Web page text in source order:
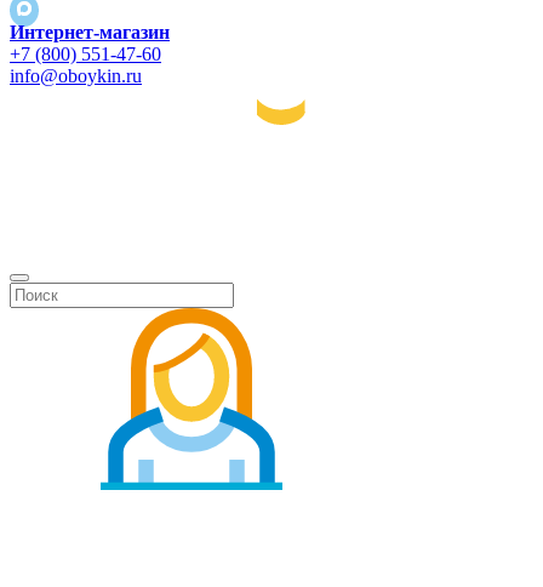
Интернет-магазин
+7 (800) 551-47-60
info@oboykin.ru